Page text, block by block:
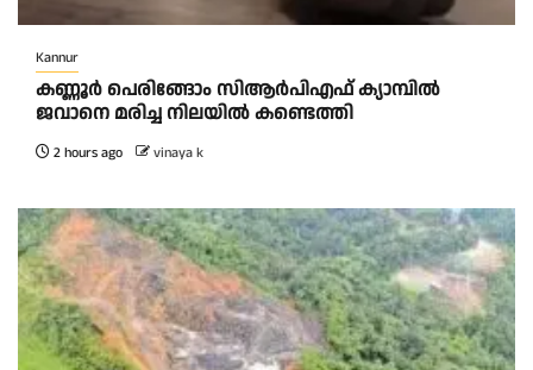
Kannur
കണ്ണൂർ പെരിങ്ങോം സിആർപിഎഫ് ക്യാമ്പിൽ
ജവാനെ മരിച്ച നിലയിൽ കണ്ടെത്തി
2 hours ago vinaya k